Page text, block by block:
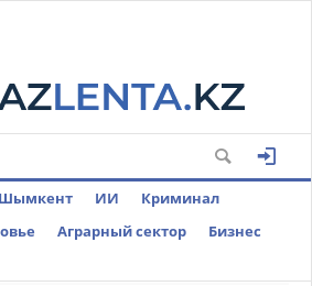
Шымкент ИИ
Криминал
Аграрный сектор
Бизнес